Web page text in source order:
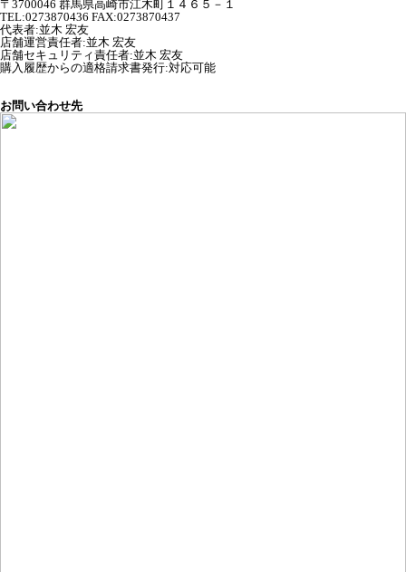
〒3700046 群馬県高崎市江木町１４６５－１
TEL:0273870436 FAX:0273870437
代表者:並木 宏友
店舗運営責任者:並木 宏友
店舗セキュリティ責任者:並木 宏友
購入履歴からの適格請求書発行:対応可能
お問い合わせ先